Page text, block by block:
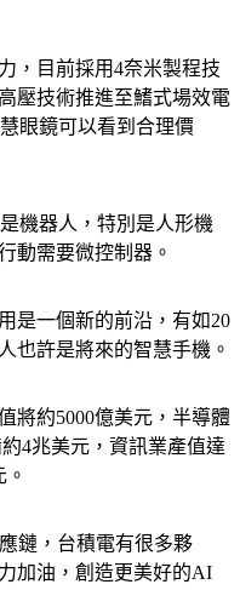
，目前採用4奈米製程技
壓技術推進至鰭式場效電
眼鏡可以看到合理價
機器人，特別是人形機
動需要微控制器。
是一個新的前沿，有如20
也許是將來的智慧手機。
將約5000億美元，半導體
4兆美元，資訊業產值達
鏈，台積電有很多夥
加油，創造更美好的AI